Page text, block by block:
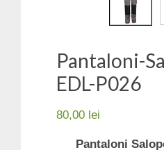
Pantaloni-
EDL-P026
80,00 lei
Pantaloni